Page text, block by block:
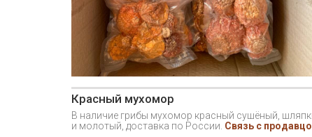
Красный мухомор
В наличие грибы мухомор красный сушёный,
и молотый, доставка по России. Связь с